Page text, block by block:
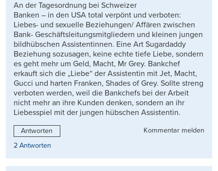
An der Tagesordnung bei Schweizer
Banken – in den USA total verpönt und verboten:
Liebes- und sexuelle Beziehungen/ Affären zwischen
Bank- Geschäftsleitungsmitgliedern und kleinen jungen
bildhübschen Assistentinnen. Eine Art Sugardaddy
Beziehung sozusagen, keine echte tiefe Liebe, sondern
es geht mehr um Geld, Macht, Mr Grey. Bankchef
erkauft sich die „Liebe“ der Assistentin mit Jet, Macht,
Gucci und harten Franken, Shades of Grey. Sollte streng
verboten werden, weil die Bankchefs bei der Arbeit
nicht mehr an ihre Kunden denken, sondern an ihr
Liebesspiel mit der jungen hübschen Assistentin.
Antworten
Kommentar melden
2 Antworten